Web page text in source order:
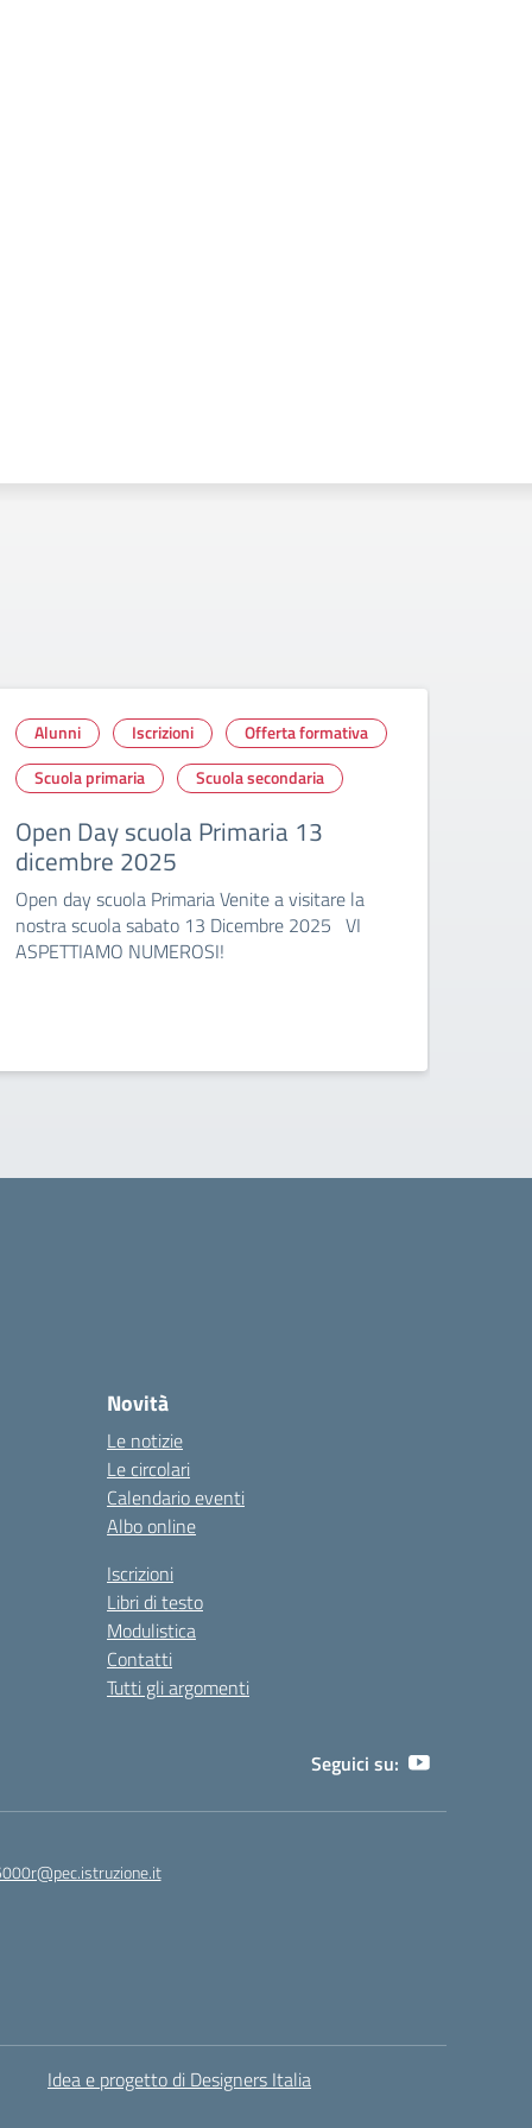
Alunni Iscrizioni
Offerta formativa
Scuola primaria
Scuola secondaria
Open Day scuola Primaria 13
dicembre 2025
Open day scuola Primaria Venite a visitare la
nostra scuola sabato 13 Dicembre 2025 VI
ASPETTIAMO NUMEROSI!
Novità
Le notizie
Le circolari
Calendario eventi
Albo online
Iscrizioni
Libri di testo
Modulistica
Contatti
Tutti gli argomenti
Seguici su:
Idea e progetto di Designers Italia